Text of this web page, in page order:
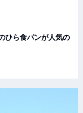
ひら食パンが人気の